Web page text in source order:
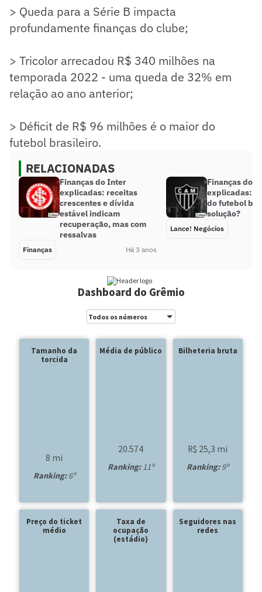
> Queda para a Série B impacta
profundamente finanças do clube;
> Tricolor arrecadou R$ 340 milhões na
temporada 2022 - uma queda de 32% em
relação ao ano anterior;
> Déficit de R$ 96 milhões é o maior do
futebol brasileiro.
RELACIONADAS
Finanças do Inter
explicadas: receitas
crescentes e dívida
estável indicam
recuperação, mas com
ressalvas
Finanças Há 3 anos
Finanças do
explicadas:
do futebol
solução?
Lance! Negócios